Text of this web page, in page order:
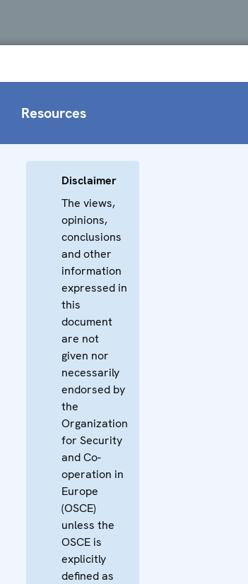
Resources
Disclaimer
The views,
opinions,
conclusions
and other
information
expressed in
this
document
are not
given nor
necessarily
endorsed by
the
Organization
for Security
and Co-
operation in
Europe
(OSCE)
unless the
OSCE is
explicitly
defined as